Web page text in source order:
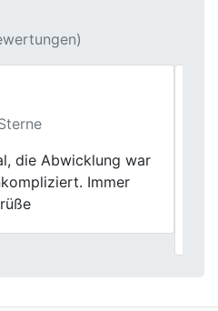
Sterne
Anlaufstelle in
Kompetenz und
Herrn Fischer